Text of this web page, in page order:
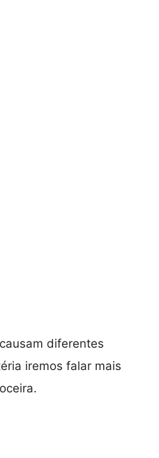
diferentes
iremos falar mais